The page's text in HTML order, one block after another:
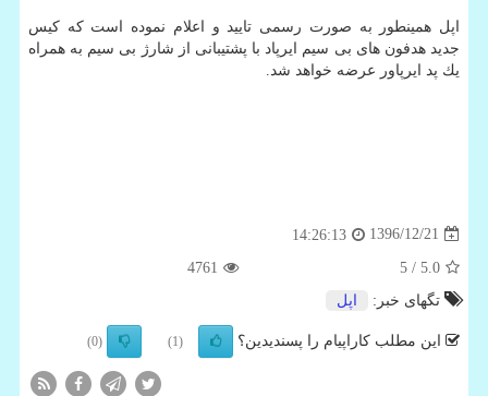
اپل همینطور به صورت رسمی تایید و اعلام نموده است كه كیس
جدید هدفون های بی سیم ایرپاد با پشتیبانی از شارژ بی سیم به همراه
یك پد ایرپاور عرضه خواهد شد.
1396/12/21
14:26:13
5.0
/ 5
4761
تگهای خبر:
اپل
این مطلب کاراپیام را پسندیدین؟ (1)
(0)